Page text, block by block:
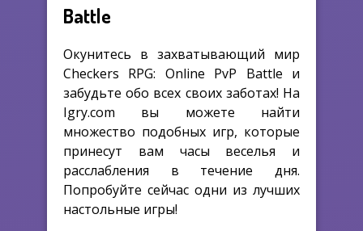
Battle
Окунитесь в захватывающий мир
Checkers RPG: Online PvP Battle и
забудьте обо всех своих заботах! На
Igry.com вы можете найти
множество подобных игр, которые
принесут вам часы веселья и
расслабления в течение дня.
Попробуйте сейчас одни из лучших
настольные игры!